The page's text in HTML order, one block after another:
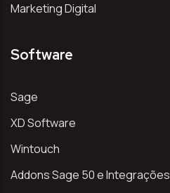
Marketing Digital
Software
Sage
XD Software
Wintouch
Addons Sage 50 e Integrações